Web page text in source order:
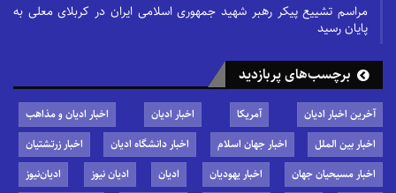
مراسم تشییع پیکر رهبر شهید جمهوری اسلامی ایران در کربلای معلی به
پایان رسید
برچسب‌های پربازدید
آخرین اخبار ادیان آمریکا اخبار ادیان
اخبار ادیان و مذاهب
اخبار بین الملل
اخبار جهان اسلام اخبار دانشگاه ادیان
اخبار زرتشتیان
اخبار مسیحیان جهان
اخبار یهودیان ادیان ادیان نیوز
ادیان‌نیوز